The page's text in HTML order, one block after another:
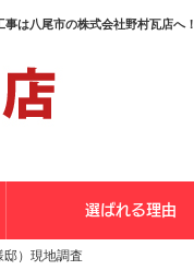
は八尾市の株式会社野村瓦店へ！
選ばれる理由
邸）現地調査